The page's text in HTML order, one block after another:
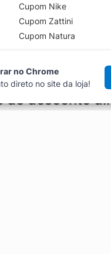
Cupom Nike
Cupom Zattini
Cupom Natura
de desconto
no Chrome
direto no site da loja!